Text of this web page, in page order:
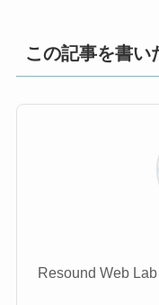
この記事を書い
Resound Web